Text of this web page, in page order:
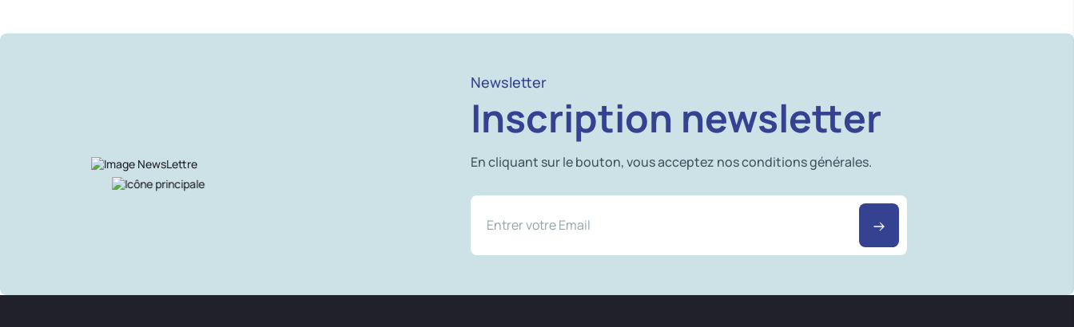
Newsletter
Inscription newsletter
En cliquant sur le bouton, vous acceptez nos conditions générales.